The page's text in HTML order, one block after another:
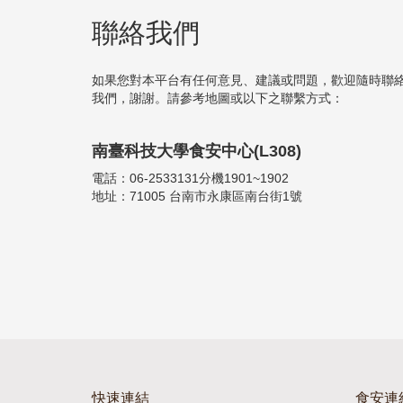
聯絡我們
如果您對本平台有任何意見、建議或問題，歡迎隨時聯
我們，謝謝。請參考地圖或以下之聯繫方式：
南臺科技大學食安中心(L308)
電話：06-2533131分機1901~1902
地址：71005 台南市永康區南台街1號
快速連結 食安連